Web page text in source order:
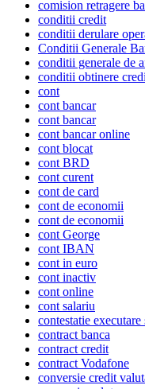
comision retragere
conditii credit
conditii derulare
Conditii Generale
conditii generale de
conditii obtinere
cont
cont bancar
cont bancar
cont bancar online
cont blocat
cont BRD
cont curent
cont de card
cont de economii
cont de economii
cont George
cont IBAN
cont in euro
cont inactiv
cont online
cont salariu
contestatie executare
contract banca
contract credit
contract Vodafone
conversie credit